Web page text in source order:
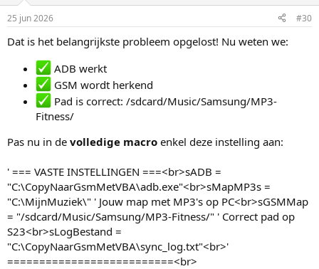
25 jun 2026 #30
Dat is het belangrijkste probleem opgelost! Nu weten we:
ADB werkt
GSM wordt herkend
Pad is correct: /sdcard/Music/Samsung/MP3-
Fitness/
Pas nu in de volledige macro enkel deze instelling aan:
' === VASTE INSTELLINGEN ===<br>sADB =
"C:\CopyNaarGsmMetVBA\adb.exe"<br>sMapMP3s =
"C:\MijnMuziek\" ' Jouw map met MP3's op PC<br>sGSMMap
= "/sdcard/Music/Samsung/MP3-Fitness/" ' Correct pad op
S23<br>sLogBestand =
"C:\CopyNaarGsmMetVBA\sync_log.txt"<br>'
==========================<br>